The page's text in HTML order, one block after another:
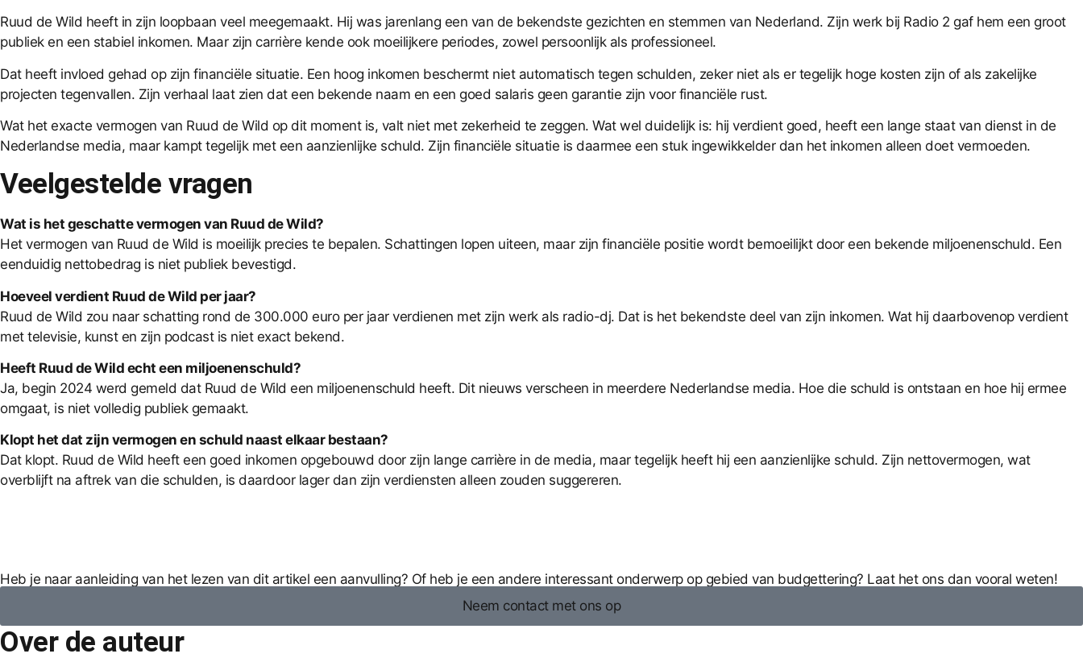
Ruud de Wild heeft in zijn loopbaan veel meegemaakt. Hij was jarenlang een van de bekendste gezichten en stemmen van Nederland. Zijn werk bij Radio 2 gaf hem een groot
publiek en een stabiel inkomen. Maar zijn carrière kende ook moeilijkere periodes, zowel persoonlijk als professioneel.
Dat heeft invloed gehad op zijn financiële situatie. Een hoog inkomen beschermt niet automatisch tegen schulden, zeker niet als er tegelijk hoge kosten zijn of als zakelijke
projecten tegenvallen. Zijn verhaal laat zien dat een bekende naam en een goed salaris geen garantie zijn voor financiële rust.
Wat het exacte vermogen van Ruud de Wild op dit moment is, valt niet met zekerheid te zeggen. Wat wel duidelijk is: hij verdient goed, heeft een lange staat van dienst in de
Nederlandse media, maar kampt tegelijk met een aanzienlijke schuld. Zijn financiële situatie is daarmee een stuk ingewikkelder dan het inkomen alleen doet vermoeden.
Veelgestelde vragen
Wat is het geschatte vermogen van Ruud de Wild?
Het vermogen van Ruud de Wild is moeilijk precies te bepalen. Schattingen lopen uiteen, maar zijn financiële positie wordt bemoeilijkt door een bekende miljoenenschuld. Een
eenduidig nettobedrag is niet publiek bevestigd.
Hoeveel verdient Ruud de Wild per jaar?
Ruud de Wild zou naar schatting rond de 300.000 euro per jaar verdienen met zijn werk als radio-dj. Dat is het bekendste deel van zijn inkomen. Wat hij daarbovenop verdient
met televisie, kunst en zijn podcast is niet exact bekend.
Heeft Ruud de Wild echt een miljoenenschuld?
Ja, begin 2024 werd gemeld dat Ruud de Wild een miljoenenschuld heeft. Dit nieuws verscheen in meerdere Nederlandse media. Hoe die schuld is ontstaan en hoe hij ermee
omgaat, is niet volledig publiek gemaakt.
Klopt het dat zijn vermogen en schuld naast elkaar bestaan?
Dat klopt. Ruud de Wild heeft een goed inkomen opgebouwd door zijn lange carrière in de media, maar tegelijk heeft hij een aanzienlijke schuld. Zijn nettovermogen, wat
overblijft na aftrek van die schulden, is daardoor lager dan zijn verdiensten alleen zouden suggereren.
Heb je naar aanleiding van het lezen van dit artikel een aanvulling? Of heb je een andere interessant onderwerp op gebied van budgettering? Laat het ons dan vooral weten!
Neem contact met ons op
Over de auteur